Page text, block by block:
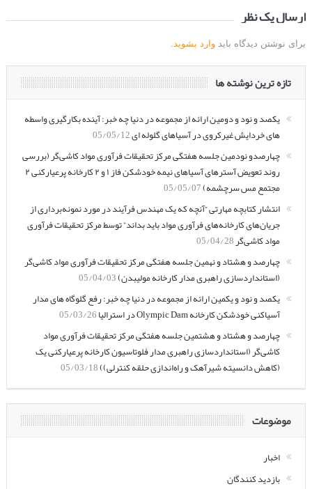
ارسال یک نظر
برای نوشتن دیدگاه باید وارد بشوید
تازه ترین نوشته ها
یکصد و نود و دومین ارائه از مجموعه در دنیا چه خبر: آینده بکارگیری واسطه
های خردایش غیرکروی در آسیاهای گلوله ای05/05/12
چهارصدو نودمین جلسه هفتگی مرکز تحقیقات فرآوری مواد کاشی‌گر (بررسی
روند تعویض آسترهای آسیاهای نیمه خودشکن فاز ۱ و ۲ کارخانه پرعیارکنی ۲
مجتمع مس سرچشمه)05/05/07
انتشار کتابچه مهارتی “آنچه که یک مهندس فرآیند در مورد نمونه‌برداری از
جریان‌های کارخانه‌های فرآوری مواد باید بداند” توسط مرکز تحقیقات فرآوری
مواد کاشی‌گر05/04/28
چهارصد و هشتاد و نهمین جلسه هفتگی مرکز تحقیقات فرآوری مواد کاشی‌گر
(استانداردسازی راهبری مدار کارخانه مولیبدن)05/04/03
یکصد و نود و یکمین ارائه از مجموعه در دنیا چه خبر: رفع گلوگاه های مدار
آسیاکنی خودشکن کارخانه Olympic Dam در استرالیا
05/03/26
چهارصد و هشتاد و هشتمین جلسه هفتگی مرکز تحقیقات فرآوری مواد
کاشی‌گر (استانداردسازی راهبری مدار فلوتاسیون کارخانه پرعیارکنی یک
(کاهش دانسیته شیرآهک و راه‌اندازی حلقه کنترلی))05/03/18
موضوعات
اخبار
بازدید کنندگان